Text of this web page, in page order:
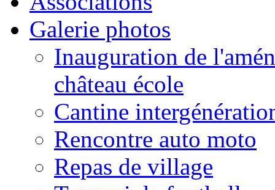
Galerie photos
Inauguration de
château école
Cantine
Rencontre auto moto
Repas de village